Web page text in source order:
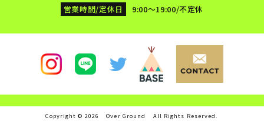
営業時間/定休日 9:00～19:00/不定休
Copyright © 2026Over Ground All Rights Reserved.